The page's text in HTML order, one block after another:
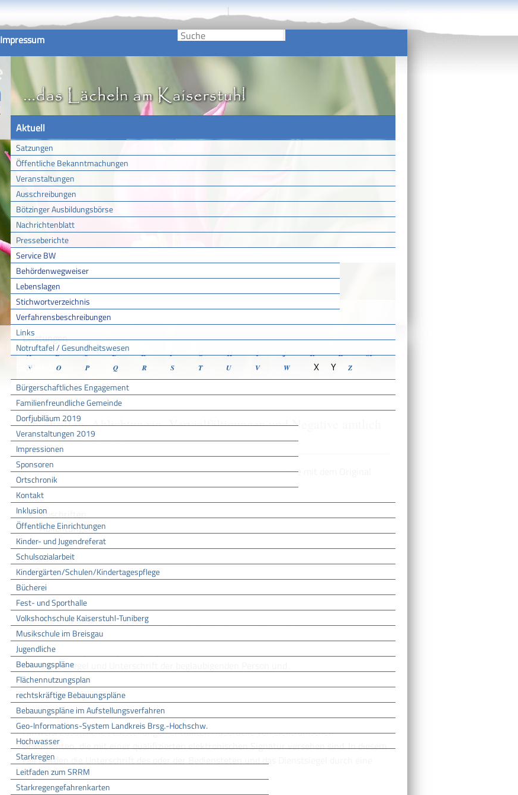
Impressum
Aktuell
Satzungen
Öffentliche Bekanntmachungen
Veranstaltungen
Ausschreibungen
Bötzinger Ausbildungsbörse
Nachrichtenblatt
Presseberichte
Service BW
Behördenwegweiser
Lebenslagen
Stichwortverzeichnis
Verfahrensbeschreibungen
Links
Notruftafel / Gesundheitswesen
Gemeinde
Bürgerschaftliches Engagement
Familienfreundliche Gemeinde
Dorfjubiläum 2019
Veranstaltungen 2019
Impressionen
Sponsoren
Ortschronik
Kontakt
Inklusion
Öffentliche Einrichtungen
Kinder- und Jugendreferat
Schulsozialarbeit
Kindergärten/Schulen/Kindertagespflege
Bücherei
Fest- und Sporthalle
Volkshochschule Kaiserstuhl-Tuniberg
Musikschule im Breisgau
Jugendliche
Bebauungspläne
Flächennutzungsplan
rechtskräftige Bebauungspläne
Bebauungspläne im Aufstellungsverfahren
Geo-Informations-System Landkreis Brsg.-Hochschw.
Hochwasser
Starkregen
Leitfaden zum SRRM
Starkregengefahrenkarten
Sie sind hier:Startseite /Aktuell /Service BW /Verfahrensbeschreibungen
Leistungen
A B C D E F G H I J K L
M
N
O P Q R S T U V W X Y Z
Abschriften, Ablichtungen, Vervielfältigungen und Negative amtlich
beglaubigen lassen
Mit der amtlichen Beglaubigung bestätigt die Behörde, dass die Kopie mit dem Original
übereinstimmt.Kopien können sein:
Abschriften
Ablichtungen
Vervielfältigungen
Negative
Die zuständige Stelle beglaubigt die Kopie durch einen Beglaubigungsvermerk.Dieser muss
folgende Angaben enthalten:
genaue Bezeichnung des Originals, dessen Kopie beglaubigt wird
Feststellung, dass die Kopie mit dem Original übereinstimmt
Ort und Tag der Beglaubigung
Dienstsiegel und Unterschrift der beglaubigenden Person und
wenn das Original nicht von einer Behörde ausgestellt worden ist:
Hinweis, dass die beglaubigte Kopie nur bei der Behörde vorgelegt werden darf, für die
sie beantragt ist
Hinweis:Zusätzliche Feststellungen enthalten Ausdrucke von elektronischen
Dokumenten, die mit einer qualifizierten elektronischen Signatur versehen sind. In diesem
Fall werden die Unterschrift des oder der Bediensteten und das Dienstsiegel d
qualifizierte Signatur ersetzt.